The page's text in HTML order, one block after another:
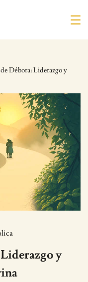
Débora: Liderazgo y
y